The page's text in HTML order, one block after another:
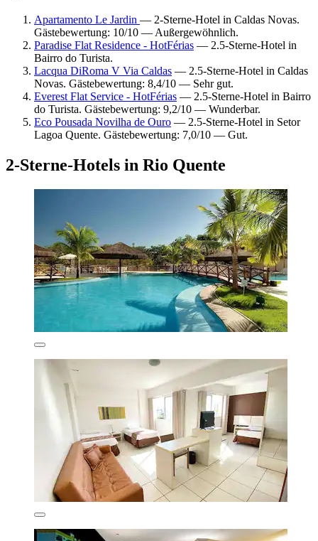
Apartamento Le Jardin — 2-Sterne-Hotel in Caldas Novas.
Gästebewertung: 10/10 — Außergewöhnlich.
Paradise Flat Residence - HotFérias — 2.5-Sterne-Hotel in
Bairro do Turista.
Lacqua DiRoma V Via Caldas — 2.5-Sterne-Hotel in Caldas
Novas. Gästebewertung: 8,4/10 — Sehr gut.
Everest Flat Service - HotFérias — 2.5-Sterne-Hotel in Bairro
do Turista. Gästebewertung: 9,2/10 — Wunderbar.
Eco Pousada Novilha de Ouro — 2.5-Sterne-Hotel in Setor
Lagoa Quente. Gästebewertung: 7,0/10 — Gut.
2-Sterne-Hotels in Rio Quente